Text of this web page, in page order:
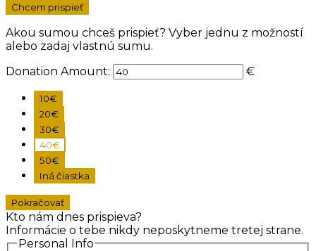
Chcem prispieť
Akou sumou chceš prispieť? Vyber jednu z možností
alebo zadaj vlastnú sumu.
Donation Amount:
€
10€
20€
30€
40€
50€
Iná čiastka
Pokračovať
Kto nám dnes prispieva?
Informácie o tebe nikdy neposkytneme tretej strane.
Personal Info